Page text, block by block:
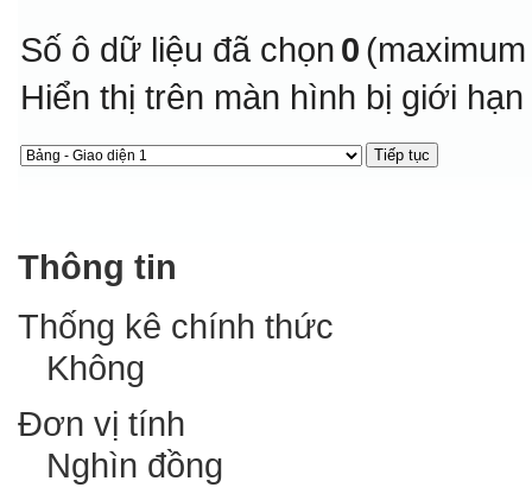
Số ô dữ liệu đã chọn 0
Hiển thị trên màn hình bị giới
Thông tin
Thống kê chính thức
Không
Đơn vị tính
Nghìn đồng